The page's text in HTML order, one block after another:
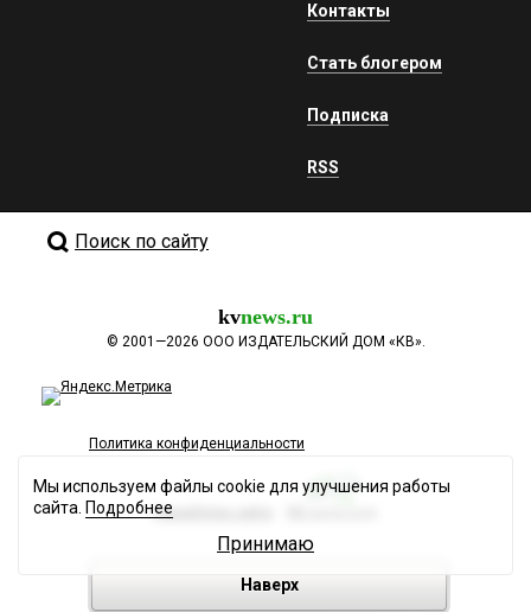
Контакты
Стать блогером
Подписка
RSS
Поиск по сайту
kvnews.ru
© 2001—2026 ООО ИЗДАТЕЛЬСКИЙ ДОМ «КВ».
Политика конфиденциальности
Разработка сайта
Наверх
Мы используем файлы cookie для улучшения работы
сайта. Подробнее
Принимаю